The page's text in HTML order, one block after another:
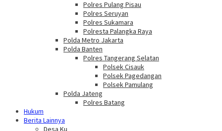
Polres Pulang Pisau
Polres Seruyan
Polres Sukamara
Polresta Palangka Raya
Polda Metro Jakarta
Polda Banten
Polres Tangerang Selatan
Polsek Cisauk
Polsek Pagedangan
Polsek Pamulang
Polda Jateng
Polres Batang
Hukum
Berita Lainnya
Desa Ku